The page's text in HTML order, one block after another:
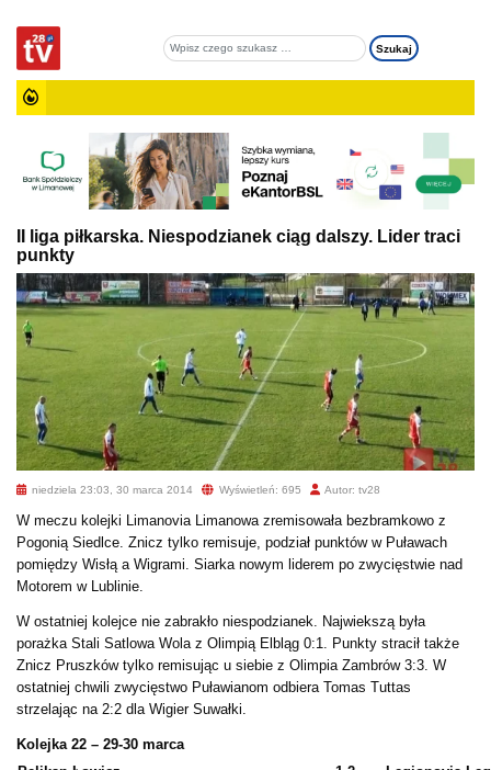
II liga piłkarska. Niespodzianek ciąg dalszy. Lider traci
punkty
niedziela 23:03, 30 marca 2014 Wyświetleń: 695 Autor: tv28
W meczu kolejki Limanovia Limanowa zremisowała bezbramkowo z
Pogonią Siedlce. Znicz tylko remisuje, podział punktów w Puławach
pomiędzy Wisłą a Wigrami. Siarka nowym liderem po zwycięstwie nad
Motorem w Lublinie.
W ostatniej kolejce nie zabrakło niespodzianek. Najwiekszą była
porażka Stali Satlowa Wola z Olimpią Elbląg 0:1. Punkty stracił także
Znicz Pruszków tylko remisując u siebie z Olimpia Zambrów 3:3. W
ostatniej chwili zwycięstwo Puławianom odbiera Tomas Tuttas
strzelając na 2:2 dla Wigier Suwałki.
Kolejka 22 – 29-30 marca